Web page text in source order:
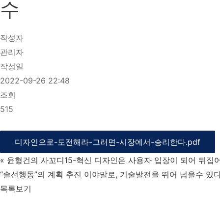
수
작성자
관리자
작성일
2022-09-26 22:48
조회
515
디자인으로-도전해라-그러면-시장에서-승리한다.pdf
« 윤형건의 사꼬디15-혁신 디자인은 사용자 입장이 되어 뒤집
“솔선행동”의 계획 추진 이야말로, 기술발전을 뛰어 넘을수 있
목록보기